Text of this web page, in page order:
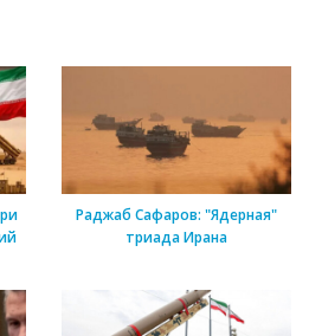
Раджаб Сафаров: "Ядерная"
триада Ирана